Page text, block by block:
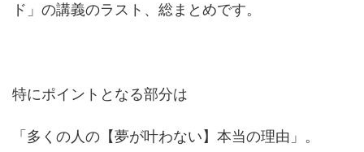
ド」の講義のラスト、総まとめです。
特にポイントとなる部分は
「多くの人の【夢が叶わない】本当の理由」。